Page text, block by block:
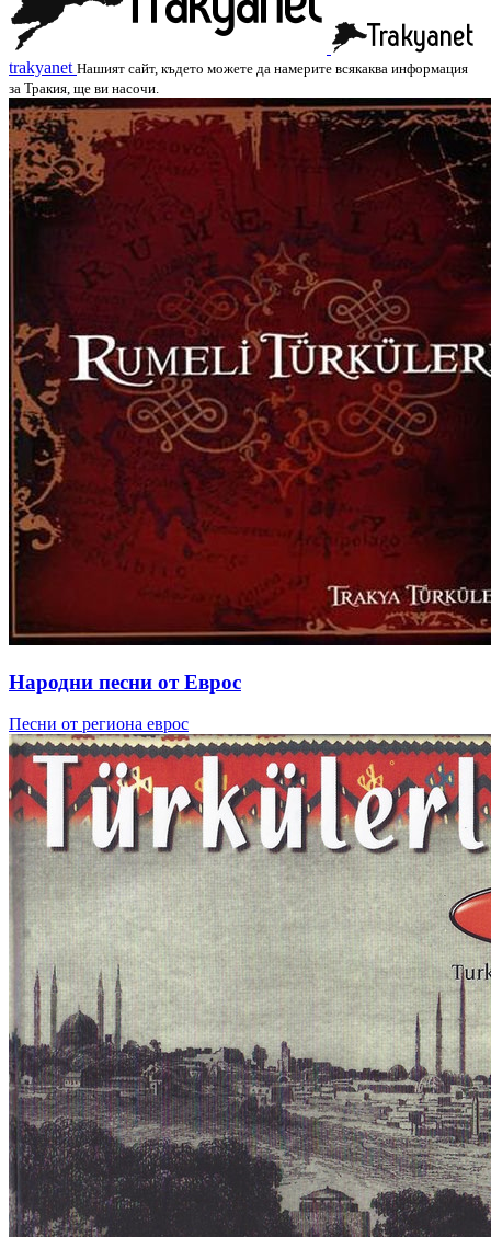
trakyanet Нашият сайт, където можете да намерите всякаква информация
за Тракия, ще ви насочи.
Народни песни от Еврос
Песни от региона еврос